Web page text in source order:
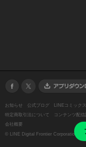
お知らせ 公式ブログ LINEコミックス
特定商取引法について
コンテンツ配
会社概要
© LINE Digital Frontier Corporation